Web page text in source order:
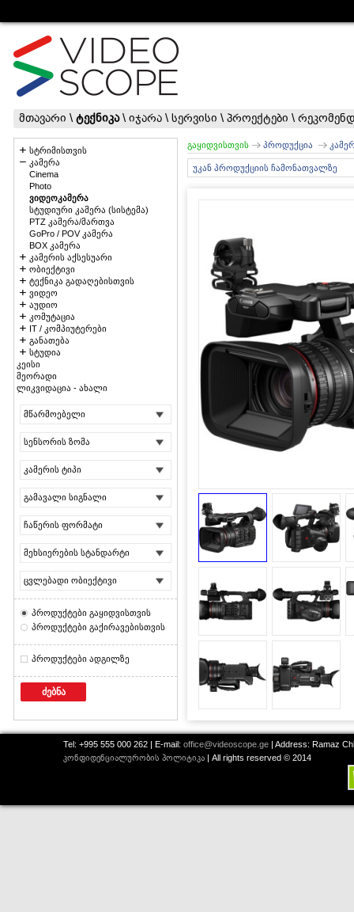
მთავარი \ ტექნიკა\ იჯარა \ სერვისი \ პროექტები \
სტრიმისთვის
კამერა
Cinema
Photo
ვიდეოკამერა
სტუდიური კამერა (სისტემა)
PTZ კამერა/მართვა
GoPro / POV კამერა
BOX კამერა
კამერის აქსესუარი
ობიექტივი
ტექნიკა გადაღებისთვის
ვიდეო
აუდიო
კომუტაცია
IT / კომპიუტერები
განათება
სტუდია
კეისი
მეორადი
ლიკვიდაცია - ახალი
მწარმოებელი
სენსორის ზომა
კამერის ტიპი
გამავალი სიგნალი
ჩაწერის ფორმატი
მეხსიერების სტანდარტი
ცვლებადი ობიექტივი
პროდუქტები გაყიდვისთვის
პროდუქტები გაქირავებისთვის
პროდუქტები ადგილზე
ძებნა
გაყიდვისთვის პროდუქცია
უკან პროდუქციის ჩამონათვალზე
Tel: +995 555 000 262 | E-mail: office@videoscope.ge | Address: Ramaz
კონფიდენციალურობის პოლიტიკა | All rights reserved © 2014